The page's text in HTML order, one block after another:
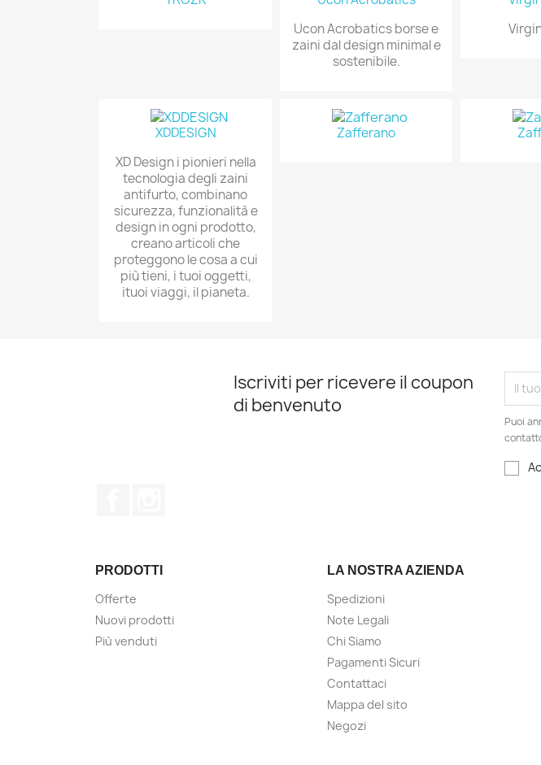
Ucon Acrobatics borse e
zaini dal design minimal e
sostenibile.
XDDESIGN
XD Design i pionieri nella
tecnologia degli zaini
antifurto, combinano
sicurezza, funzionalità e
design in ogni prodotto,
creano articoli che
proteggono le cosa a cui
più tieni, i tuoi oggetti,
ituoi viaggi, il pianeta.
Zafferano
Iscriviti per ricevere il coupon
di benvenuto
Puoi
PRODOTTI
Offerte
Nuovi prodotti
Più venduti
LA NOSTRA AZIENDA
Spedizioni
Note Legali
Chi Siamo
Pagamenti Sicuri
Contattaci
Mappa del sito
Negozi